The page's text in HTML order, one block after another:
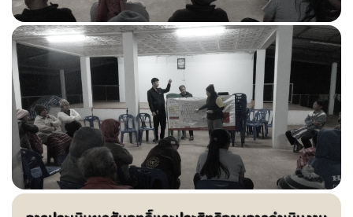
คู่มือเทคโนโลยีพลังงาน
แหล่งเรียนรู้
ฐานข้อมูลพลังงานภูมิภาค
ฐานข้อมูลนโยบายพลังงานไทย
สารสนเทศทางภูมิศาสตร์ (GIS)
ศูนย์การเรียนรู้ Online (e-Leaning)